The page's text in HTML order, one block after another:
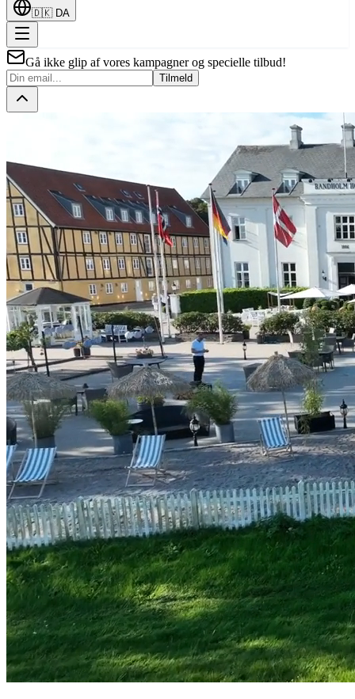
🇩🇰 DA
Gå ikke glip af vores kampagner og specielle tilbud!
Tilmeld